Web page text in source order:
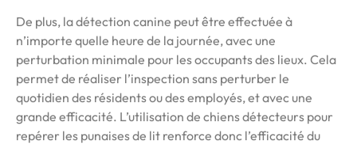
De plus, la détection canine peut être effectuée à
n’importe quelle heure de la journée, avec une
perturbation minimale pour les occupants des lieux. Cela
permet de réaliser l’inspection sans perturber le
quotidien des résidents ou des employés, et avec une
grande efficacité. L’utilisation de chiens détecteurs pour
repérer les punaises de lit renforce donc l’efficacité du